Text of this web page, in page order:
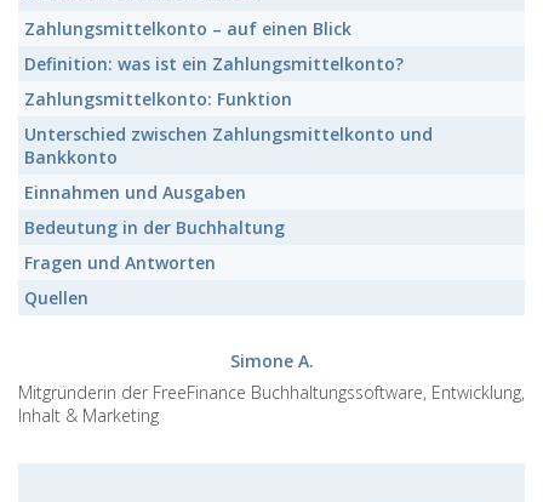
Zahlungsmittelkonto – auf einen Blick
Definition: was ist ein Zahlungsmittelkonto?
Zahlungsmittelkonto: Funktion
Unterschied zwischen Zahlungsmittelkonto und
Bankkonto
Einnahmen und Ausgaben
Bedeutung in der Buchhaltung
Fragen und Antworten
Quellen
Simone A.
Mitgründerin der FreeFinance Buchhaltungssoftware, Entwicklung,
Inhalt & Marketing